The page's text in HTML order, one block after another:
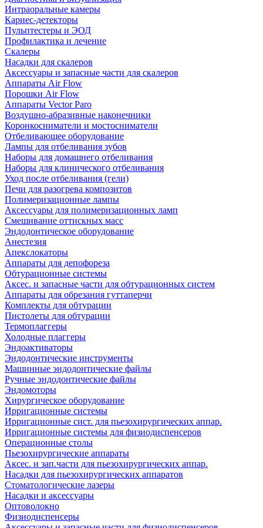
Интраоральные камеры
Кариес-детекторы
Пульптестеры и ЭОД
Профилактика и лечение
Скалеры
Насадки для скалеров
Аксессуары и запасные части для скалеров
Аппараты Air Flow
Порошки Air Flow
Аппараты Vector Paro
Воздушно-абразивные наконечники
Коронкосниматели и мостосниматели
Отбеливающее оборудование
Лампы для отбеливания зубов
Наборы для домашнего отбеливания
Наборы для клинического отбеливания
Уход после отбеливания (гели)
Печи для разогрева композитов
Полимеризационные лампы
Аксессуары для полимеризационных ламп
Смешивание оттискных масс
Эндодонтическое оборудование
Анестезия
Апекслокаторы
Аппараты для депофореза
Обтурационные системы
Аксес. и запасные части для обтурационных систем
Аппараты для обрезания гуттаперчи
Комплекты для обтурации
Пистолеты для обтурации
Термоплаггеры
Холодные плаггеры
Эндоактиваторы
Эндодонтические инструменты
Машинные эндодонтические файлы
Ручные эндодонтические файлы
Эндомоторы
Хирургическое оборудование
Ирригационные системы
Ирригационные сист. для пьезохирургических аппар.
Ирригационные системы для физиодиспенсеров
Операционные столы
Пьезохирургические аппараты
Аксес. и зап.части для пьезохирургических аппар.
Насадки для пьезохирургических аппаратов
Стоматологические лазеры
Насадки и аксессуары
Оптоволокно
Физиодиспенсеры